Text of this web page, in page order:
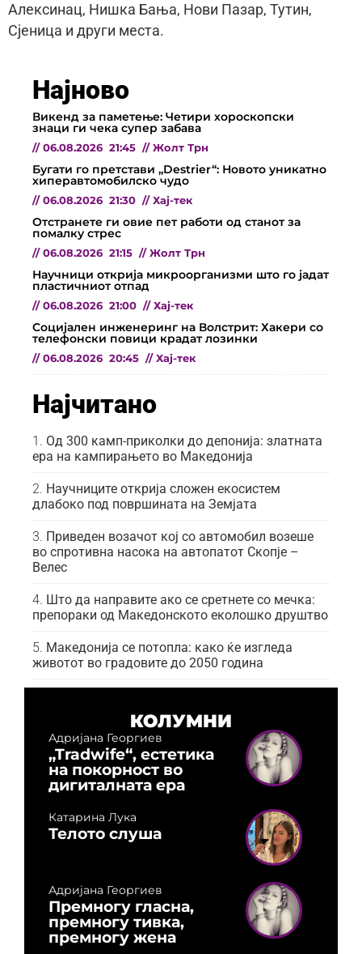
Алексинац, Нишка Бања, Нови Пазар, Тутин,
Сјеница и други места.
Најново
Викенд за паметење: Четири хороскопски
знаци ги чека супер забава
// 06.08.2026 21:45 // Жолт Трн
Бугати го претстави „Destrier“: Новото уникатно
хиперавтомобилско чудо
// 06.08.2026 21:30 // Хај-тек
Отстранете ги овие пет работи од станот за
помалку стрес
// 06.08.2026 21:15 // Жолт Трн
Научници открија микроорганизми што го јадат
пластичниот отпад
// 06.08.2026 21:00 // Хај-тек
Социјален инженеринг на Волстрит: Хакери со
телефонски повици крадат лозинки
// 06.08.2026 20:45 // Хај-тек
Најчитано
Од 300 камп-приколки до депонија: златната
ера на кампирањето во Македонија
Научниците открија сложен екосистем
длабоко под површината на Земјата
Приведен возачот кој со автомобил возеше
во спротивна насока на автопатот Скопје –
Велес
Што да направите ако се сретнете со мечка:
препораки од Македонското еколошко друштво
Македонија се потопла: како ќе изгледа
животот во градовите до 2050 година
КОЛУМНИ
Адријана Георгиев
„Tradwife“, естетика
на покорност во
дигиталната ера
Катарина Лука
Телото слуша
Адријана Георгиев
Премногу гласна,
премногу тивка,
премногу жена